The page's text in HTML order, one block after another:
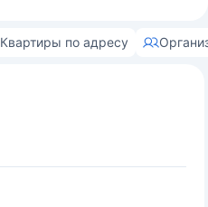
Квартиры по адресу